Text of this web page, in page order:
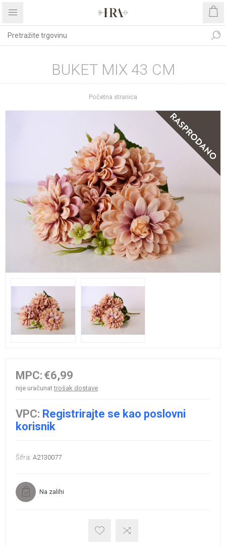
BUKET MIX 43 CM
Početna stranica
MPC: €6,99
nije uračunattrošak dostave
VPC: Registrirajte se kao poslovni
korisnik
Šifra: A2130077
Na zalihi